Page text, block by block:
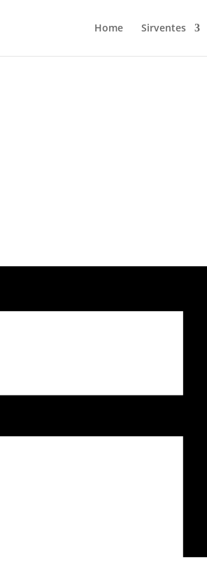
Home Sirventes